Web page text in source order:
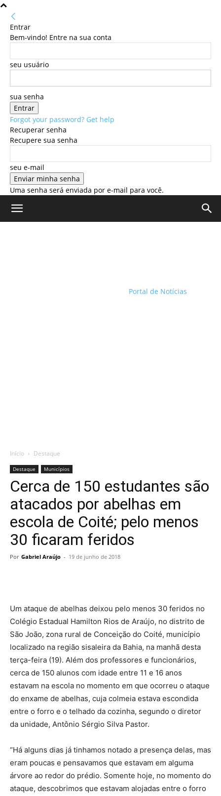
Entrar
Bem-vindo! Entre na sua conta
seu usuário
sua senha
Forgot your password? Get help
Recuperar senha
Recupere sua senha
seu e-mail
Uma senha será enviada por e-mail para você.
Portal de Notícias
Início Destaque
Destaque Municípios
Cerca de 150 estudantes são
atacados por abelhas em
escola de Coité; pelo menos
30 ficaram feridos
Por Gabriel Araújo - 19 de junho de 2018
Um ataque de abelhas deixou pelo menos 30 feridos no
Colégio Estadual Hamilton Rios de Araújo, no distrito de
São João, zona rural de Conceição do Coité, município
localizado na região sisaleira da Bahia, na manhã desta
terça-feira (19). Além dos professores e funcionários,
cerca de 150 alunos com idade entre 11 e 16 anos
estavam na escola no momento em que ocorreu o ataque
do enxame de abelhas, cuja colmeia estava escondida
entre o forro e o telhado da cozinha, segundo o diretor
da unidade, Antônio Sérgio Silva Pastor.
“Há alguns dias já tinhamos notado a presença delas, mas
eram poucas e pensavamos que estavam em alguma
árvore ao redor do prédio. Somente hoje, no momento do
ataque, descobrimos que estavam alojadas entre o forro